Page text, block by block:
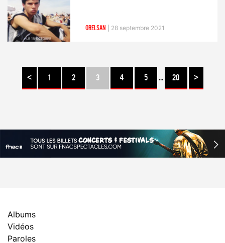
ORELSAN 28 septembre 2021
< 1 2 3 4 5 … 20 >
Albums
Vidéos
Paroles